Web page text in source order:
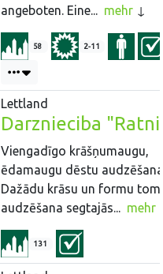
angeboten. Eine... mehr
58 2-11
Lettland
Darznieciba
Viengadīgo krāšņumaugu,
ēdamaugu dēstu
Dažādu krāsu un formu
audzēšana segtajās... mehr
131